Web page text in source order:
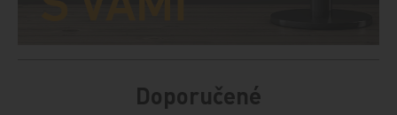
Doporučené